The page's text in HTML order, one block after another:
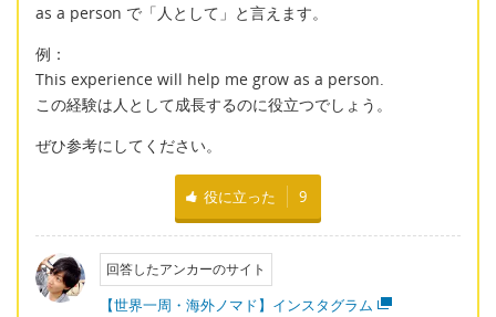
as a person で「人として」と言えます。
例：
This experience will help me grow as a person.
この経験は人として成長するのに役立つでしょう。
ぜひ参考にしてください。
役に立った 9
回答したアンカーのサイト
【世界一周・海外ノマド】インスタグラム